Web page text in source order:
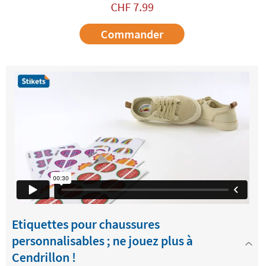
CHF7.99
Commander
Etiquettes pour chaussures
personnalisables ; ne jouez plus à
Cendrillon !